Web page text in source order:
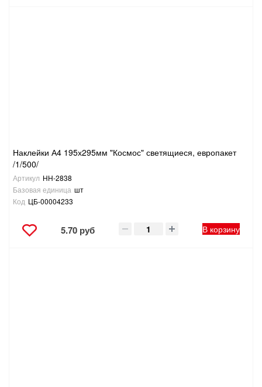
Наклейки А4 195х295мм "Космос" светящиеся, европакет
/1/500/
Артикул НН-2838
Базовая единица шт
Код ЦБ-00004233
5.70 руб В корзину